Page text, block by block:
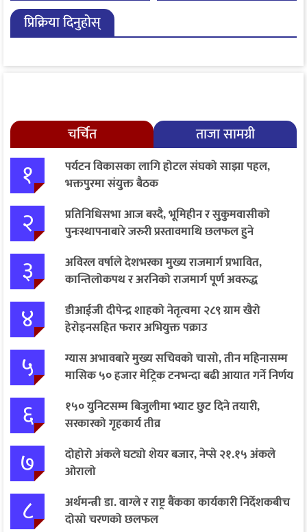
चरणको छलफल २८ मा आयोगमा दर्ता गर्ने तयारी
प्रिक्रिया दिनुहोस्
चर्चित ताजा सामग्री
१
पर्यटन विकासका लागि होटल संघको साझा पहल,
भक्तपुरमा संयुक्त बैठक
२
प्रतिनिधिसभा आज बस्दै, भूमिहीन र सुकुमवासीको
पुनःस्थापनाबारे जरुरी प्रस्तावमाथि छलफल हुने
३
अविरल वर्षाले देशभरका मुख्य राजमार्ग प्रभावित,
कान्तिलोकपथ र अरनिको राजमार्ग पूर्ण अवरुद्ध
४
डीआईजी दीपेन्द्र शाहको नेतृत्वमा २८९ ग्राम खैरो
हेरोइनसहित फरार अभियुक्त पक्राउ
५
ग्यास अभावबारे मुख्य सचिवको चासो, तीन महिनासम्म
मासिक ५० हजार मेट्रिक टनभन्दा बढी आयात गर्ने निर्णय
६
१५० युनिटसम्म बिजुलीमा भ्याट छुट दिने तयारी,
सरकारको गृहकार्य तीव्र
७
दोहोरो अंकले घट्यो शेयर बजार, नेप्से २१.१५ अंकले
ओरालो
८
अर्थमन्त्री डा. वाग्ले र राष्ट्र बैंकका कार्यकारी निर्देशकबीच
दोस्रो चरणको छलफल